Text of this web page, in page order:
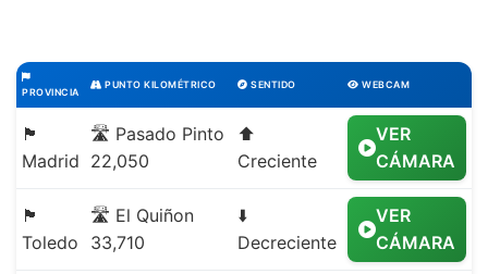
PROVINCIA
PUNTO KILOMÉTRICO SENTIDO WEBCAM
🏴
Madrid
🛣️ Pasado Pinto
22,050
⬆️
Creciente
VER
CÁMARA
🏴
Toledo
🛣️ El Quiñon
33,710
⬇️
Decreciente
VER
CÁMARA